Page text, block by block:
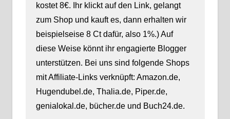
kostet 8€. Ihr klickt auf den Link, gelangt
zum Shop und kauft es, dann erhalten wir
beispielseise 8 Ct dafür, also 1%.) Auf
diese Weise könnt ihr engagierte Blogger
unterstützen. Bei uns sind folgende Shops
mit Affiliate-Links verknüpft: Amazon.de,
Hugendubel.de, Thalia.de, Piper.de,
genialokal.de, bücher.de und Buch24.de.